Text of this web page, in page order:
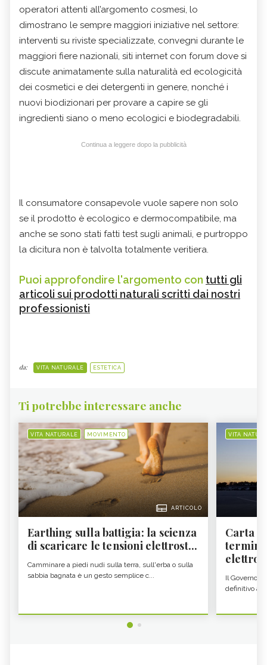
operatori attenti all’argomento cosmesi, lo
dimostrano le sempre maggiori iniziative nel settore:
interventi su riviste specializzate, convegni durante le
maggiori fiere nazionali, siti internet con forum dove si
discute animatamente sulla naturalità ed ecologicità
dei cosmetici e dei detergenti in genere, nonché i
nuovi biodizionari per provare a capire se gli
ingredienti siano o meno ecologici e biodegradabili.
Continua a leggere dopo la pubblicità
Il consumatore consapevole vuole sapere non solo
se il prodotto è ecologico e dermocompatibile, ma
anche se sono stati fatti test sugli animali, e purtroppo
la dicitura non è talvolta totalmente veritiera.
Puoi approfondire l'argomento con tutti gli
articoli sui prodotti naturali scritti dai nostri
professionisti
da: VITA NATURALE ESTETICA
Ti potrebbe interessare anche
VITA NATURALE MOVIMENTO
ARTICOLO
Earthing sulla battigia: la scienza
di scaricare le tensioni elettrost...
Camminare a piedi nudi sulla terra, sull'erba o sulla
sabbia bagnata è un gesto semplice c...
VITA
Carta
Il Governo
definitivo